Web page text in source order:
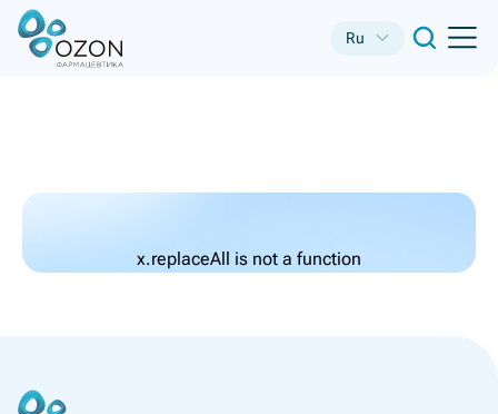
Ru
x.replaceAll is not a function